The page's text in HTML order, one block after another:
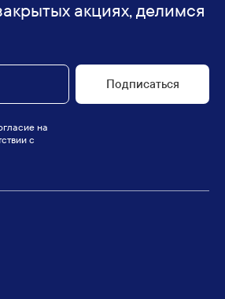
акциях, делимся
Подписаться
на
с